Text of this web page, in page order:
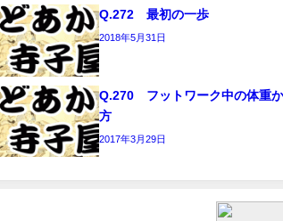
Q.272 最初の一歩
2018年5月31日
Q.270 フットワーク中の体重
方
2017年3月29日